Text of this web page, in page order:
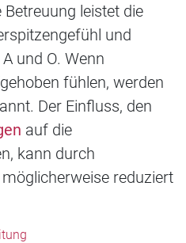
leistet die
und
und O. Wenn
fühlen, werden
Der Einfluss, den
auf die
kann durch
reduziert